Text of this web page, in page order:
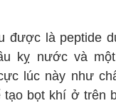
được là peptide
kỵ nước và
lúc này như
tạo bọt khí ở trên